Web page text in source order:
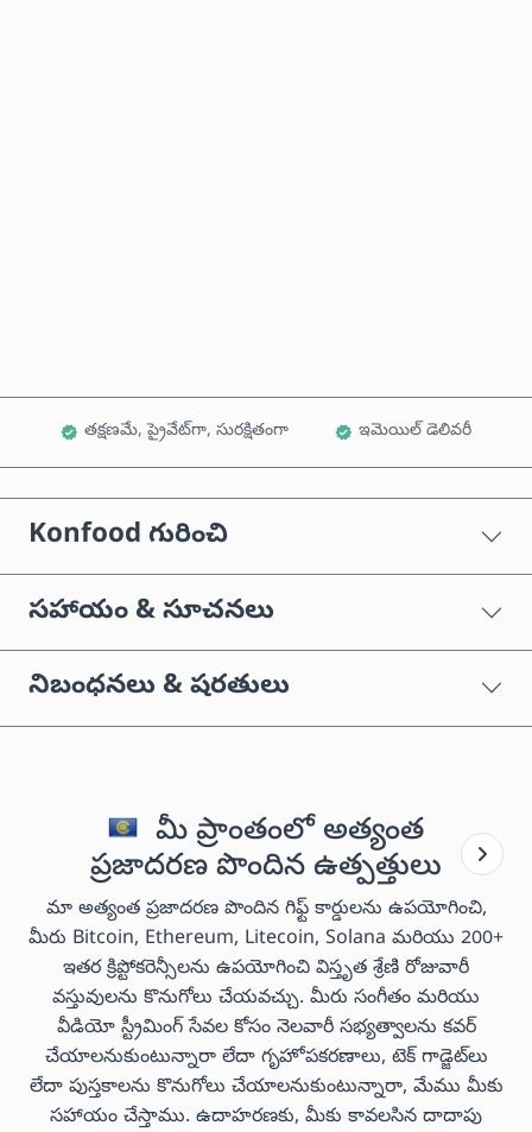
తక్షణమే, ప్రైవేట్‌గా, సురక్షితంగా ఇమెయిల్ డెలివరీ
Konfood గురించి
సహాయం & సూచనలు
నిబంధనలు & షరతులు
మీ ప్రాంతంలో అత్యంత
ప్రజాదరణ పొందిన ఉత్పత్తులు
మా అత్యంత ప్రజాదరణ పొందిన గిఫ్ట్ కార్డులను ఉపయోగించి,
మీరు Bitcoin, Ethereum, Litecoin, Solana మరియు 200+
ఇతర క్రిప్టోకరెన్సీలను ఉపయోగించి విస్తృత శ్రేణి రోజువారీ
వస్తువులను కొనుగోలు చేయవచ్చు. మీరు సంగీతం మరియు
వీడియో స్ట్రీమింగ్ సేవల కోసం నెలవారీ సభ్యత్వాలను కవర్
చేయాలనుకుంటున్నారా లేదా గృహోపకరణాలు, టెక్ గాడ్జెట్‌లు
లేదా పుస్తకాలను కొనుగోలు చేయాలనుకుంటున్నారా, మేము మీకు
సహాయం చేస్తాము. ఉదాహరణకు, మీకు కావలసిన దాదాపు